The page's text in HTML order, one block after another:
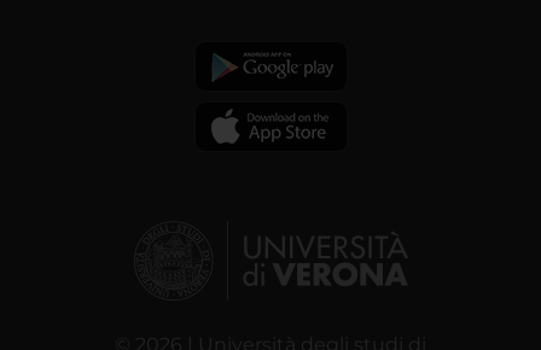
© 2026 | Università degli studi di